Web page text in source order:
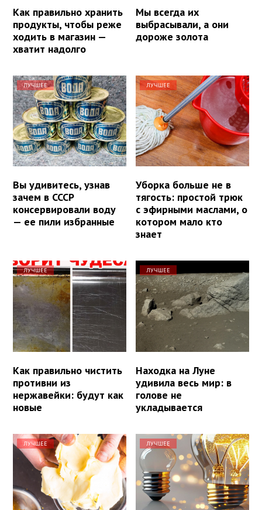
Как правильно хранить
продукты, чтобы реже
ходить в магазин —
хватит надолго
Мы всегда их
выбрасывали, а они
дороже золота
ЛУЧШЕЕ
Вы удивитесь, узнав
зачем в СССР
консервировали воду
— ее пили избранные
ЛУЧШЕЕ
Уборка больше не в
тягость: простой трюк
с эфирными маслами, о
котором мало кто
знает
ЛУЧШЕЕ
Как правильно чистить
противни из
нержавейки: будут как
новые
ЛУЧШЕЕ
Находка на Луне
удивила весь мир: в
голове не
укладывается
ЛУЧШЕЕ ЛУЧШЕЕ